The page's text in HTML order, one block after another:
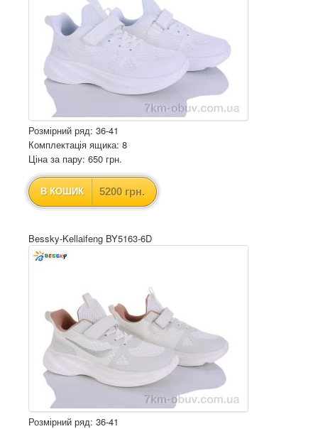
Розмірний ряд: 36-41
Комплектація ящика: 8
Ціна за пару: 650 грн.
В КОШИК 5200 грн.
Bessky-Kellaifeng BY5163-6D
Розмірний ряд: 36-41